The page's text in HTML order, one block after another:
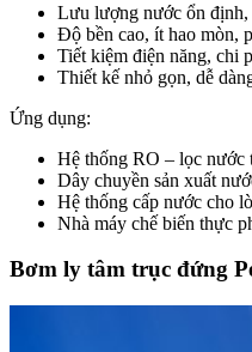
Lưu lượng nước ổn định,
Độ bền cao, ít hao mòn,
Tiết kiệm điện năng, chi
Thiết kế nhỏ gọn, dễ
Ứng dụng:
Hệ thống RO – lọc nước
Dây chuyền sản xuất
Hệ thống cấp nước cho
Nhà máy chế biến thực
Bơm ly tâm trục đứng